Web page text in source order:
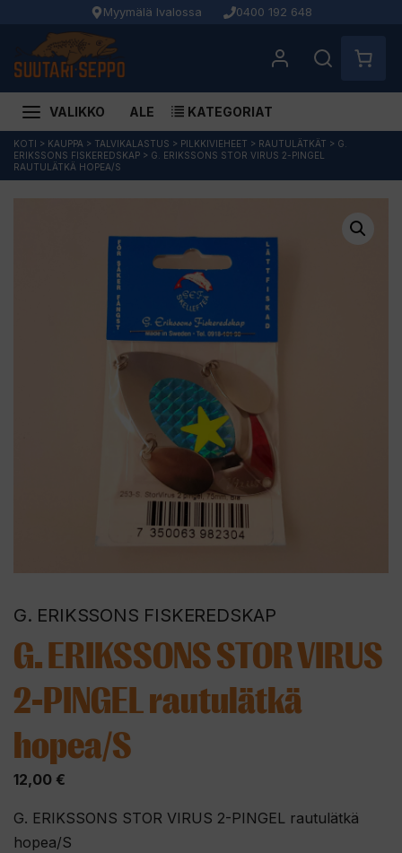
Myymälä Ivalossa 0400 192 648
VALIKKO ALE KATEGORIAT
Siirry
sisältöön
KOTI > KAUPPA > TALVIKALASTUS > PILKKIVIEHEET > RAUTULÄTKÄT > G.
ERIKSSONS FISKEREDSKAP > G. ERIKSSONS STOR VIRUS 2-PINGEL
RAUTULÄTKÄ HOPEA/S
G. ERIKSSONS FISKEREDSKAP
G. ERIKSSONS STOR VIRUS
2-PINGEL rautulätkä
hopea/S
12,00 €
G. ERIKSSONS STOR VIRUS 2-PINGEL rautulätkä
hopea/S